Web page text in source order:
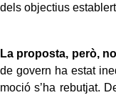
dels objectius
La proposta, però,
de govern ha estat
moció s’ha rebutjat.